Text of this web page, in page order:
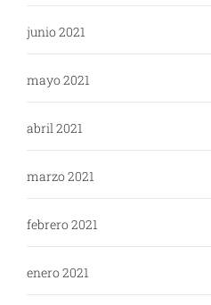
junio 2021
mayo 2021
abril 2021
marzo 2021
febrero 2021
enero 2021